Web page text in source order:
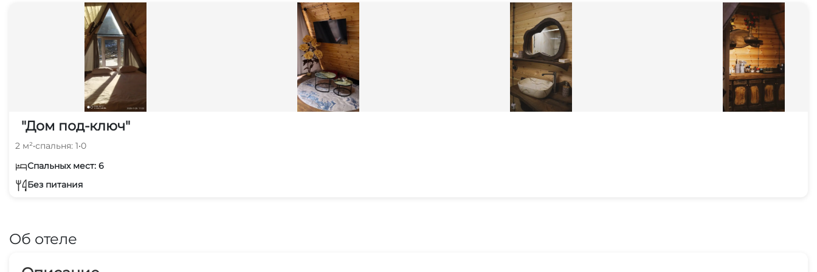
"Дом под-ключ"
2 м²•спальня: 1•0
Спальных мест: 6
Без питания
Об отеле